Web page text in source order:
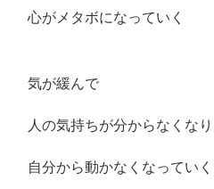
心がメタボになっていく
気が緩んで
人の気持ちが分からなくなり
自分から動かなくなっていく